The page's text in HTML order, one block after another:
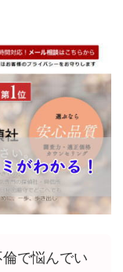
で悩んでい